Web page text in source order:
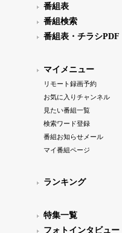
番組表
番組検索
番組表・チラシPDF
マイメニュー
リモート録画予約
お気に入りチャンネル
見たい番組一覧
検索ワード登録
番組お知らせメール
マイ番組ページ
ランキング
特集一覧
フォトインタビュー